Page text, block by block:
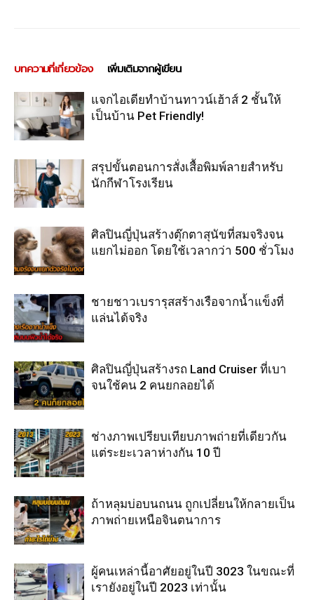
บทความที่เกี่ยวข้อง เพิ่มเติมจากผู้เขียน
แจกไอเดียทำบ้านทาวน์เฮ้าส์ 2 ชั้นให้
เป็นบ้าน Pet Friendly!
สรุปขั้นตอนการสั่งเสื้อพิมพ์ลายสำหรับ
นักกีฬาโรงเรียน
ศิลปินญี่ปุ่นสร้างตุ๊กตาสุนัขที่สมจริงจน
แยกไม่ออก โดยใช้เวลากว่า 500 ชั่วโมง
ชายชาวเบรารุสสร้างเรือจากน้ำแข็งที่
แล่นได้จริง
ศิลปินญี่ปุ่นสร้างรถ Land Cruiser ที่เบา
จนใช้คน 2 คนยกลอยได้
ช่างภาพเปรียบเทียบภาพถ่ายที่เดียวกัน
แต่ระยะเวลาห่างกัน 10 ปี
ถ้าหลุมบ่อบนถนน ถูกเปลี่ยนให้กลายเป็น
ภาพถ่ายเหนือจินตนาการ
ผู้คนเหล่านี้อาศัยอยู่ในปี 3023 ในขณะที่
เรายังอยู่ในปี 2023 เท่านั้น